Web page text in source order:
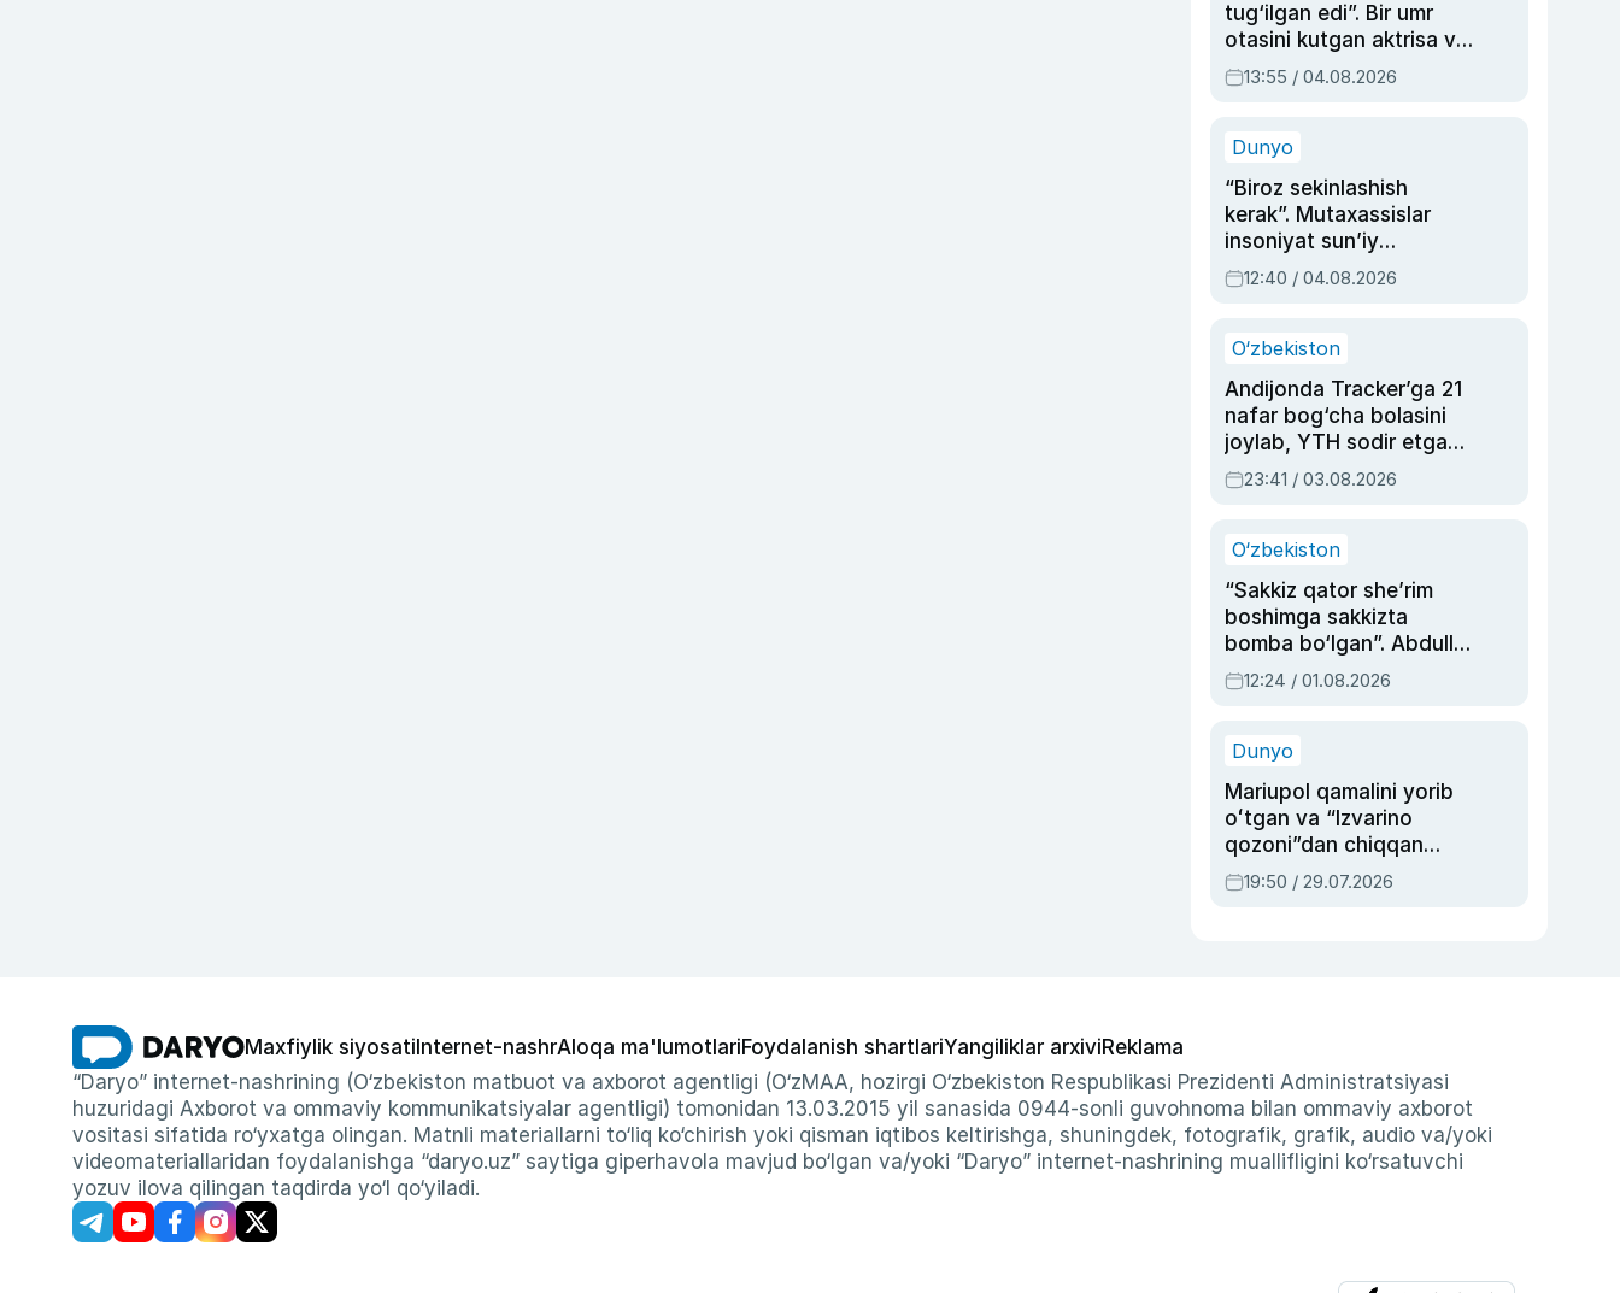
tug‘ilgan edi”. Bir umr
otasini kutgan aktrisa va
dublyaj ustasi Rimma
Ahmedovaning
13:55 / 04.08.2026
Dunyo
“Biroz sekinlashish
kerak”. Mutaxassislar
insoniyat sun’iy
intellektni boshqara
olmay qolishidan xavotir
12:40 / 04.08.2026
O‘zbekiston
Andijonda Tracker’ga 21
nafar bog‘cha bolasini
joylab, YTH sodir etgan
ayolga sud hukmi o‘qildi
23:41 / 03.08.2026
O‘zbekiston
“Sakkiz qator she’rim
boshimga sakkizta
bomba bo‘lgan”. Abdulla
Oripovni siyosiy
ayblovlardan asrab
12:24 / 01.08.2026
Dunyo
Mariupol qamalini yorib
oʻtgan va “Izvarino
qozoni”dan chiqqan
qahramon — Ukraina
armiyasi bosh
19:50 / 29.07.2026
Maxfiylik siyosati Internet-nashrAloqa ma'lumotlariFoydalanish shartlariYangiliklar arxiviReklama
“Daryo” internet-nashrining (O‘zbekiston matbuot va axborot agentligi (O‘zMAA, hozirgi O‘zbekiston Respublikasi Prezidenti Administratsiyasi
huzuridagi Axborot va ommaviy kommunikatsiyalar agentligi) tomonidan 13.03.2015 yil sanasida 0944-sonli guvohnoma bilan ommaviy axborot
vositasi sifatida ro‘yxatga olingan. Matnli materiallarni to‘liq ko‘chirish yoki qisman iqtibos keltirishga, shuningdek, fotografik, grafik, audio va/yoki
videomateriallaridan foydalanishga “daryo.uz” saytiga giperhavola mavjud bo‘lgan va/yoki “Daryo” internet-nashrining muallifligini ko‘rsatuvchi
yozuv ilova qilingan taqdirda yo‘l qo‘yiladi.